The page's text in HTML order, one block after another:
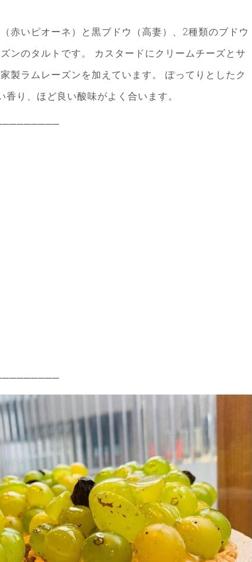
赤いピオーネ）と黒ブドウ（高妻）、2種類のブドウ
ンのタルトです。 カスタードにクリームチーズとサ
製ラムレーズンを加えています。 ぽってりとしたク
り、ほど良い酸味がよく合います。